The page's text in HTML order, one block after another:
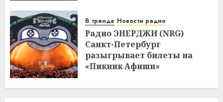
В тренде Новости радио
Радио ЭНЕРДЖИ (NRG)
Санкт-Петербург
разыгрывает билеты на
«Пикник Афиши»